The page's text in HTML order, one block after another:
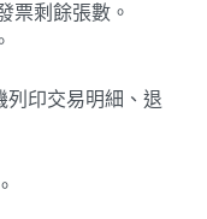
票剩餘張數。
列印交易明細、退